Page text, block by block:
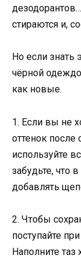
стираются и,
Но если знать
чёрной
как новые.
1. Если вы не
оттенок
используйте
забудьте, что
добавлять
2. Чтобы
поступайте
Наполните